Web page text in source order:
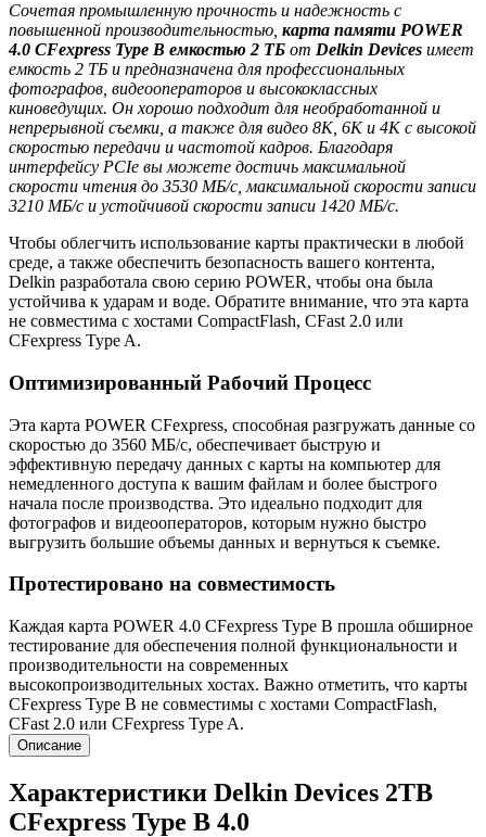
Сочетая промышленную прочность и надежность с
повышенной производительностью, карта памяти POWER
4.0 CFexpress Type B емкостью 2 ТБ от Delkin Devices имеет
емкость 2 ТБ и предназначена для профессиональных
фотографов, видеооператоров и высококлассных
киноведущих. Он хорошо подходит для необработанной и
непрерывной съемки, а также для видео 8K, 6K и 4K с высокой
скоростью передачи и частотой кадров. Благодаря
интерфейсу PCIe вы можете достичь максимальной
скорости чтения до 3530 МБ/с, максимальной скорости записи
3210 МБ/с и устойчивой скорости записи 1420 МБ/с.
Чтобы облегчить использование карты практически в любой
среде, а также обеспечить безопасность вашего контента,
Delkin разработала свою серию POWER, чтобы она была
устойчива к ударам и воде. Обратите внимание, что эта карта
не совместима с хостами CompactFlash, CFast 2.0 или
CFexpress Type A.
Оптимизированный Рабочий Процесс
Эта карта POWER CFexpress, способная разгружать данные со
скоростью до 3560 МБ/с, обеспечивает быструю и
эффективную передачу данных с карты на компьютер для
немедленного доступа к вашим файлам и более быстрого
начала после производства. Это идеально подходит для
фотографов и видеооператоров, которым нужно быстро
выгрузить большие объемы данных и вернуться к съемке.
Протестировано на совместимость
Каждая карта POWER 4.0 CFexpress Type B прошла обширное
тестирование для обеспечения полной функциональности и
производительности на современных
высокопроизводительных хостах. Важно отметить, что карты
CFexpress Type B не совместимы с хостами CompactFlash,
CFast 2.0 или CFexpress Type A.
Описание
Характеристики Delkin Devices 2TB
CFexpress Type B 4.0